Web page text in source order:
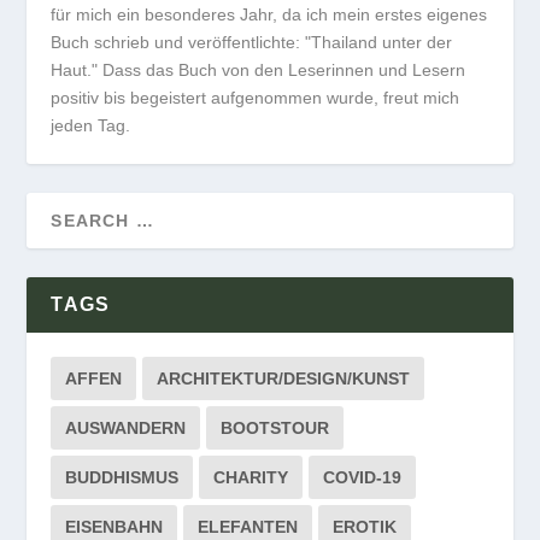
für mich ein besonderes Jahr, da ich mein erstes eigenes
Buch schrieb und veröffentlichte: "Thailand unter der
Haut." Dass das Buch von den Leserinnen und Lesern
positiv bis begeistert aufgenommen wurde, freut mich
jeden Tag.
TAGS
AFFEN ARCHITEKTUR/DESIGN/KUNST
AUSWANDERN BOOTSTOUR
BUDDHISMUS CHARITY COVID-19
EISENBAHN ELEFANTEN EROTIK